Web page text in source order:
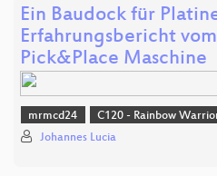
Ein Baudock für
Erfahrungsbericht
Pick&Place Maschine
mrmcd24 C120 - Rainbow
Johannes Lucia